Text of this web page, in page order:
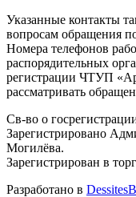
Указанные контакты
вопросам обращения
Номера телефонов
распорядительных
регистрации ЧТУП
рассматривать
Св-во о
Зарегистрировано
Могилёва.
Зарегистрирован в
Разработано в